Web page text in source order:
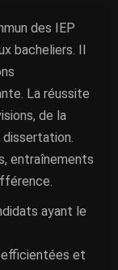
des IEP
bacheliers. Il
La réussite
de la
entraînements
ayant le
et